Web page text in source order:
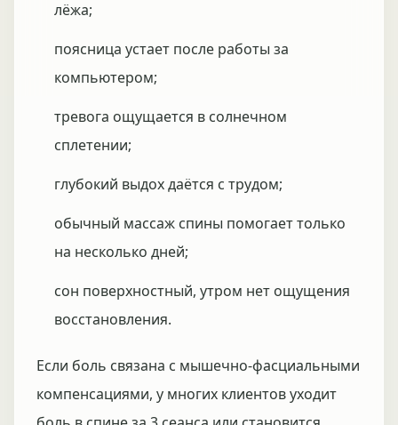
лёжа;
поясница устает после работы за
компьютером;
тревога ощущается в солнечном
сплетении;
глубокий выдох даётся с трудом;
обычный массаж спины помогает только
на несколько дней;
сон поверхностный, утром нет ощущения
восстановления.
Если боль связана с мышечно-фасциальными
компенсациями, у многих клиентов уходит